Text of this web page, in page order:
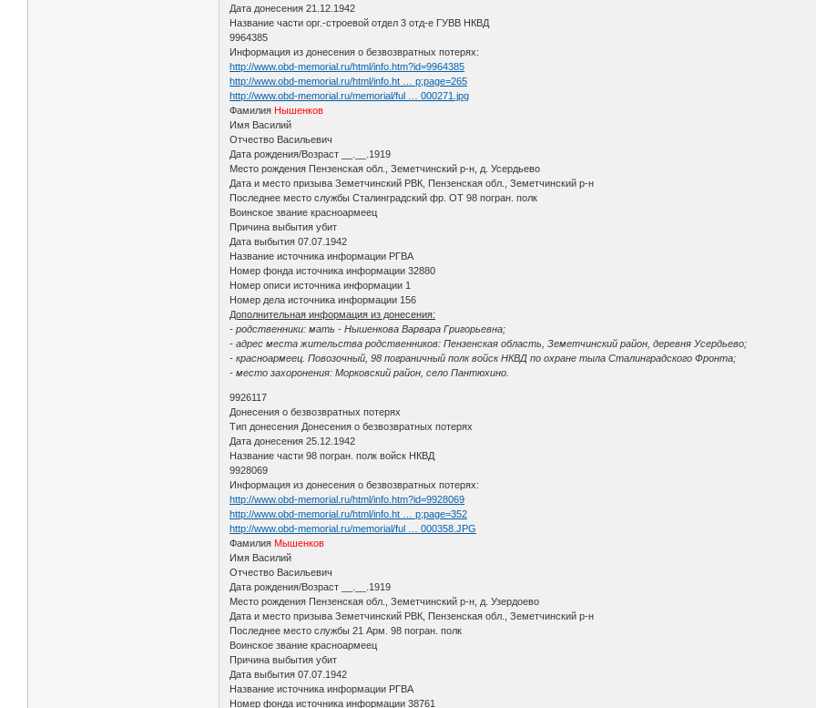
Дата донесения 21.12.1942
Название части орг.-строевой отдел 3 отд-е ГУВВ НКВД
9964385
Информация из донесения о безвозвратных потерях:
http://www.obd-memorial.ru/html/info.htm?id=9964385
http://www.obd-memorial.ru/html/info.ht … p;page=265
http://www.obd-memorial.ru/memorial/ful … 000271.jpg
Фамилия Нышенков
Имя Василий
Отчество Васильевич
Дата рождения/Возраст __.__.1919
Место рождения Пензенская обл., Земетчинский р-н, д. Усердьево
Дата и место призыва Земетчинский РВК, Пензенская обл., Земетчинский р-н
Последнее место службы Сталинградский фр. ОТ 98 погран. полк
Воинское звание красноармеец
Причина выбытия убит
Дата выбытия 07.07.1942
Название источника информации РГВА
Номер фонда источника информации 32880
Номер описи источника информации 1
Номер дела источника информации 156
Дополнительная информация из донесения:
- родственники: мать - Нышенкова Варвара Григорьевна;
- адрес места жительства родственников: Пензенская область, Земетчинский район, деревня Усердьево;
- красноармеец. Повозочный, 98 пограничный полк войск НКВД по охране тыла Сталинградского Фронта;
- место захоронения: Морковский район, село Пантюхино.
9926117
Донесения о безвозвратных потерях
Тип донесения Донесения о безвозвратных потерях
Дата донесения 25.12.1942
Название части 98 погран. полк войск НКВД
9928069
Информация из донесения о безвозвратных потерях:
http://www.obd-memorial.ru/html/info.htm?id=9928069
http://www.obd-memorial.ru/html/info.ht … p;page=352
http://www.obd-memorial.ru/memorial/ful … 000358.JPG
Фамилия Мышенков
Имя Василий
Отчество Васильевич
Дата рождения/Возраст __.__.1919
Место рождения Пензенская обл., Земетчинский р-н, д. Узердоево
Дата и место призыва Земетчинский РВК, Пензенская обл., Земетчинский р-н
Последнее место службы 21 Арм. 98 погран. полк
Воинское звание красноармеец
Причина выбытия убит
Дата выбытия 07.07.1942
Название источника информации РГВА
Номер фонда источника информации 38761